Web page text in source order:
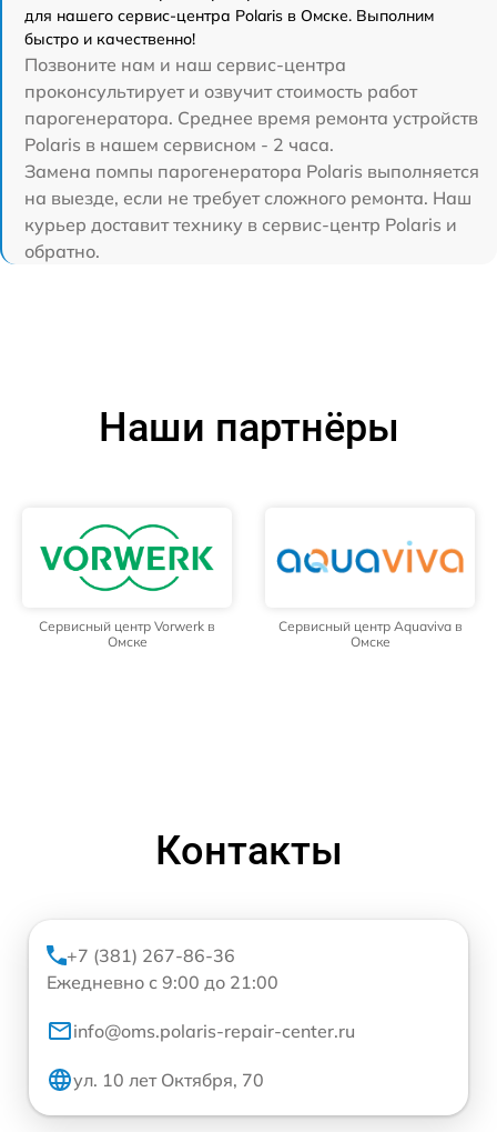
для нашего сервис-центра Polaris в Омске. Выполним
быстро и качественно!
Позвоните нам и наш сервис-центра
проконсультирует и озвучит стоимость работ
парогенератора. Среднее время ремонта устройств
Polaris в нашем сервисном - 2 часа.
Замена помпы парогенератора Polaris выполняется
на выезде, если не требует сложного ремонта. Наш
курьер доставит технику в сервис-центр Polaris и
обратно.
Наши партнёры
Сервисный центр Vorwerk в
Омске
Сервисный центр Aquaviva в
Омске
Контакты
+7 (381) 267-86-36
Ежедневно с 9:00 до 21:00
info@oms.polaris-repair-center.ru
ул. 10 лет Октября, 70